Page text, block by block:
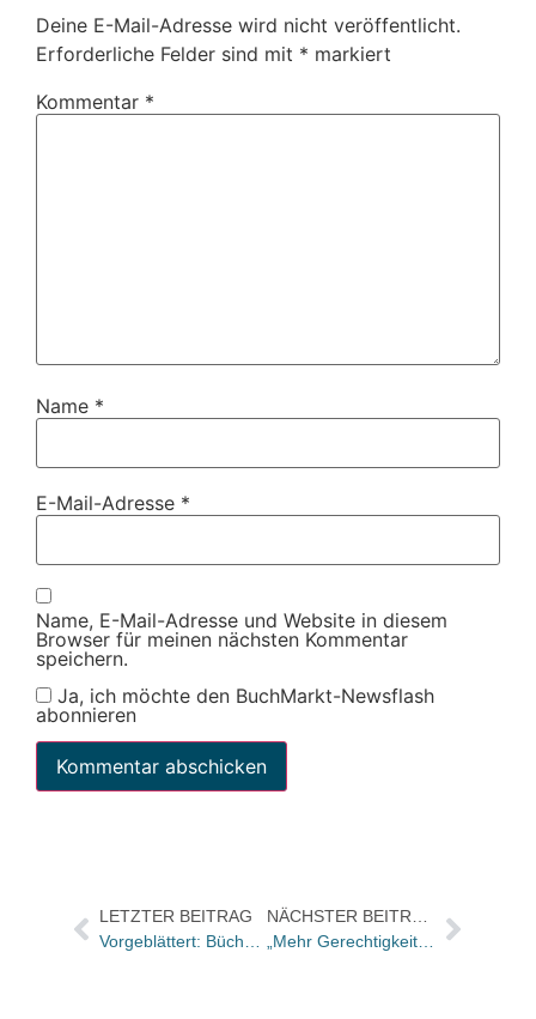
Deine E-Mail-Adresse wird nicht veröffentlicht.
Erforderliche Felder sind mit * markiert
Kommentar *
Name *
E-Mail-Adresse *
Name, E-Mail-Adresse und Website in diesem
Browser für meinen nächsten Kommentar
speichern.
Ja, ich möchte den BuchMarkt-Newsflash
abonnieren
LETZTER BEITRAG
Vorgeblättert: Bücher und Autoren in der FAS
NÄCHSTER BEITRAG
„Mehr Gerechtigkeit ist möglich. Kaum einer verkörpert das so sehr wie er“